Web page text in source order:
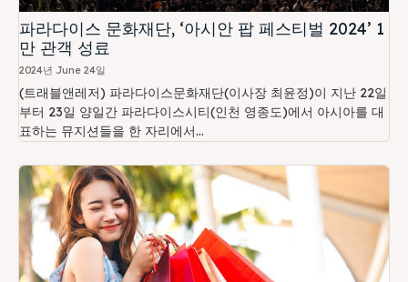
파라다이스 문화재단, ‘아시안 팝 페스티벌 2024’ 1
만 관객 성료
2024년 June 24일
(트래블앤레저) 파라다이스문화재단(이사장 최윤정)이 지난 22일
부터 23일 양일간 파라다이스시티(인천 영종도)에서 아시아를 대
표하는 뮤지션들을 한 자리에서...